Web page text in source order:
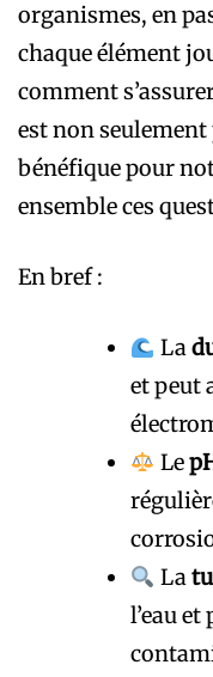
organismes, en
chaque élément
comment
est non
bénéfique pour
ensemble ces
En bref :
La
et peut
Le
La
l’eau